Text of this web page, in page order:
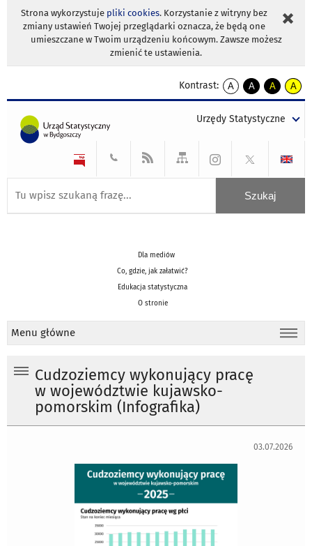
Strona wykorzystuje pliki cookies. Korzystanie z witryny bez
zmiany ustawień Twojej przeglądarki oznacza, że będą one
umieszczane w Twoim urządzeniu końcowym. Zawsze możesz
zmienić te ustawienia.
Kontrast:
A
kontrast
A
kontrast
tekst
czarnym
A
kontrast
tekst
czarnym
A
tekst
żółtym
Urzędy Statystyczne
Dla mediów
Co, gdzie, jak załatwić?
Edukacja statystyczna
O stronie
Menu główne
Cudzoziemcy wykonujący pracę
w województwie kujawsko-
pomorskim (Infografika)
03.07.2026